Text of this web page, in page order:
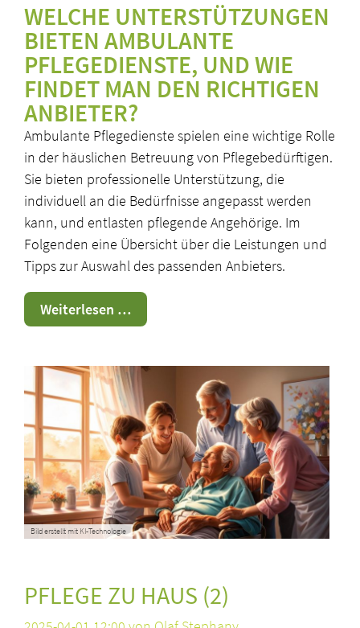
WELCHE UNTERSTÜTZUNGEN
BIETEN AMBULANTE
PFLEGEDIENSTE, UND WIE
FINDET MAN DEN RICHTIGEN
ANBIETER?
Ambulante Pflegedienste spielen eine wichtige Rolle
in der häuslichen Betreuung von Pflegebedürftigen.
Sie bieten professionelle Unterstützung, die
individuell an die Bedürfnisse angepasst werden
kann, und entlasten pflegende Angehörige. Im
Folgenden eine Übersicht über die Leistungen und
Tipps zur Auswahl des passenden Anbieters.
Weiterlesen …Ambulante
Pflegedienste
Bild erstellt mit KI-Technologie
PFLEGE ZU HAUS (2)